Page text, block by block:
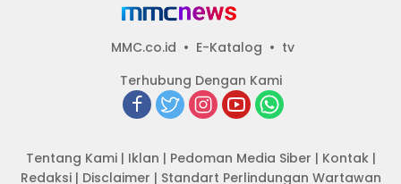
MMC.co.id E-Katalog
tv
Terhubung Dengan Kami
Tentang Kami| Iklan | Pedoman Media Siber | Kontak|
Redaksi| Disclaimer | Standart Perlindungan Wartawan